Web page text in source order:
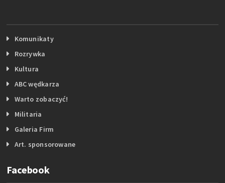
Komunikaty
Rozrywka
Kultura
ABC wędkarza
Warto zobaczyć!
Militaria
Galeria Firm
Art. sponsorowane
Facebook